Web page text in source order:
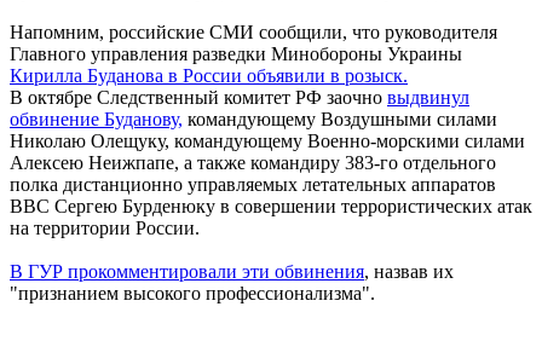
Напомним, российские СМИ сообщили, что руководителя
Главного управления разведки Минобороны Украины
Кирилла Буданова в России объявили в розыск.
В октябре Следственный комитет РФ заочно выдвинул
обвинение Буданову, командующему Воздушными силами
Николаю Олещуку, командующему Военно-морскими силами
Алексею Неижпапе, а также командиру 383-го отдельного
полка дистанционно управляемых летательных аппаратов
ВВС Сергею Бурденюку в совершении террористических атак
на территории России.
В ГУР прокомментировали эти обвинения, назвав их
"признанием высокого профессионализма".